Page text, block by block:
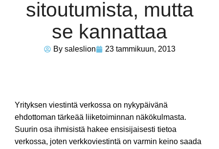
sitoutumista, mutta
se kannattaa
Bysaleslion 23 tammikuun, 2013
Yrityksen viestintä verkossa on nykypäivänä
ehdottoman tärkeää liiketoiminnan näkökulmasta.
Suurin osa ihmisistä hakee ensisijaisesti tietoa
verkossa, joten verkkoviestintä on varmin keino saada